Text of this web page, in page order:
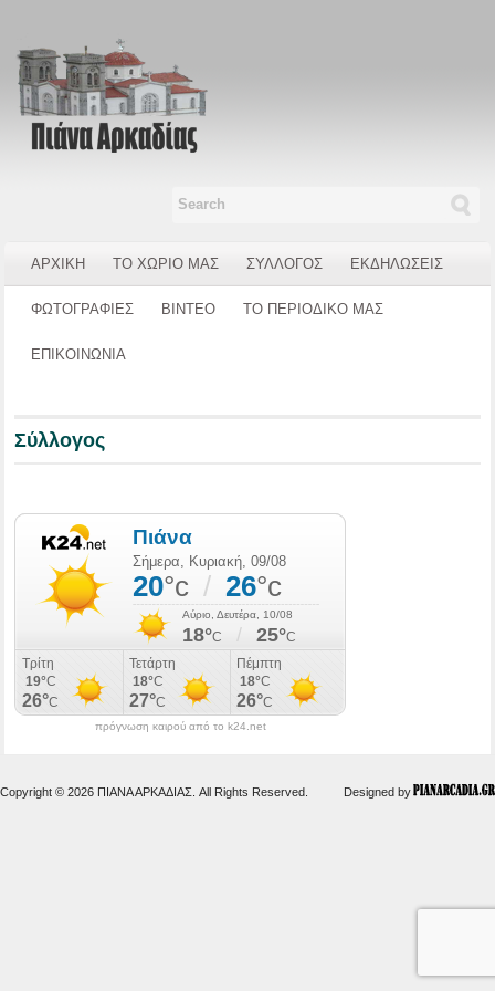
ΑΡΧΙΚΗ ΤΟ ΧΩΡΙΟ ΜΑΣ ΣΥΛΛΟΓΟΣ ΕΚΔΗΛΩΣΕΙΣ
ΦΩΤΟΓΡΑΦΙΕΣ ΒΙΝΤΕΟ ΤΟ ΠΕΡΙΟΔΙΚΟ ΜΑΣ
ΕΠΙΚΟΙΝΩΝΙΑ
Σύλλογος
πρόγνωση καιρού από το k24.net
Copyright © 2026 ΠΙΑΝΑ ΑΡΚΑΔΙΑΣ. All Rights Reserved. Designed by